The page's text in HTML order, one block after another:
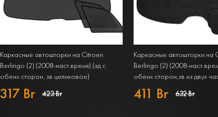
Каркасные автошторки на Citroen
Berlingo (2) (2008-наст.время) (зд с
обеих сторон, зв целиковое)
Компактвэн Полный комплект из 7
экранов STANDART
317 Br 423 Br
Каркасные автошторки на
Berlingo (2) (2008-
обеих сторон,зв из двух
Компактвэн Полный
экранов PREMIUM
411 Br 632 Br